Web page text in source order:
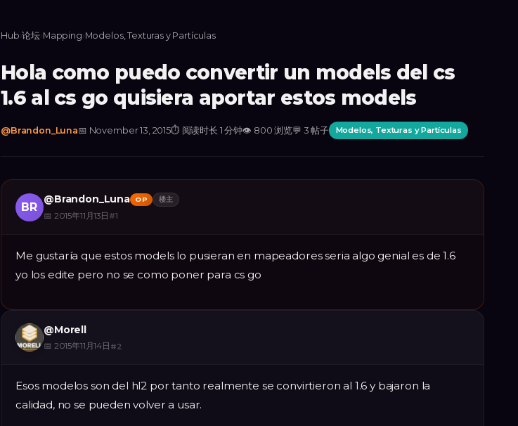
Hub›论坛›Mapping›Modelos, Texturas y Partículas
Hola como puedo convertir un models del cs
1.6 al cs go quisiera aportar estos models
@Brandon_Luna📅 November 13, 2015⏱ 阅读时长 1 分钟👁 800 浏览💬 3 帖子 Modelos, Texturas y Partículas
BR
@Brandon_Luna OP 楼主
📅 2015年11月13日 #1
Me gustaría que estos models lo pusieran en mapeadores seria algo genial es de 1.6
yo los edite pero no se como poner para cs go
@Morell
📅 2015年11月14日 #2
Esos modelos son del hl2 por tanto realmente se convirtieron al 1.6 y bajaron la
calidad, no se pueden volver a usar.